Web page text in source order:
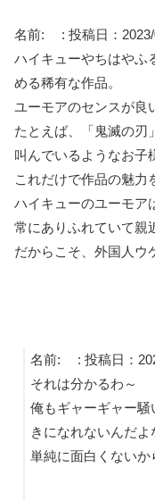
名前: : 投稿日：
ハイキューやちはやふ
める稀有な作品。
ユーモアのセンスが良
たとえば、「鬼滅の刃
叫んでいるようなお子
これだけで作品の魅力
ハイキューのユーモア
常にありふれていて親
だからこそ、外国人ウ
名前: : 投稿日：
それは分かるわ～
俺もギャーギャー
きになれないんだよ
単純に面白くない